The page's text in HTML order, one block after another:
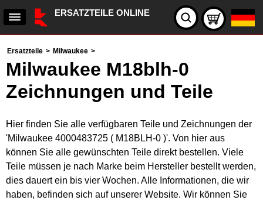
ERSATZTEILE ONLINE
Ersatzteile > Milwaukee >
Milwaukee M18blh-0
Zeichnungen und Teile
Hier finden Sie alle verfügbaren Teile und Zeichnungen der
'Milwaukee 4000483725 ( M18BLH-0 )'. Von hier aus
können Sie alle gewünschten Teile direkt bestellen. Viele
Teile müssen je nach Marke beim Hersteller bestellt werden,
dies dauert ein bis vier Wochen. Alle Informationen, die wir
haben, befinden sich auf unserer Website. Wir können Sie